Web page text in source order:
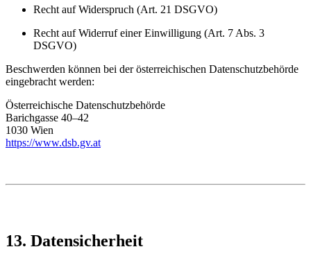
Recht auf Widerspruch (Art. 21 DSGVO)
Recht auf Widerruf einer Einwilligung (Art. 7 Abs. 3
DSGVO)
Beschwerden können bei der österreichischen Datenschutzbehörde
eingebracht werden:
Österreichische Datenschutzbehörde
Barichgasse 40–42
1030 Wien
https://www.dsb.gv.at
13. Datensicherheit